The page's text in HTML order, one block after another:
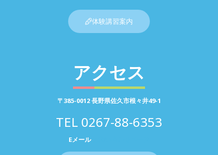
体験講習案内
アクセス
〒385-0012 長野県佐久市根々井49-1
TEL 0267-88-6353
Eメール